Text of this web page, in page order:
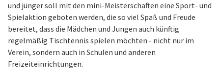
und jünger soll mit den mini-Meisterschaften eine Sport- und
Spielaktion geboten werden, die so viel Spaß und Freude
bereitet, dass die Mädchen und Jungen auch künftig
regelmäßig Tischtennis spielen möchten - nicht nur im
Verein, sondern auch in Schulen und anderen
Freizeiteinrichtungen.